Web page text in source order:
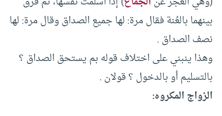
بينهما بالعُنة فقال مرة: لها جميع الصداق وقال مرة: لها
نصف الصداق .
وهذا ينبني على اختلاف قوله بم يستحق الصداق ؟
بالتسليم أو بالدخول ؟ قولان .
الزواج المكروه: